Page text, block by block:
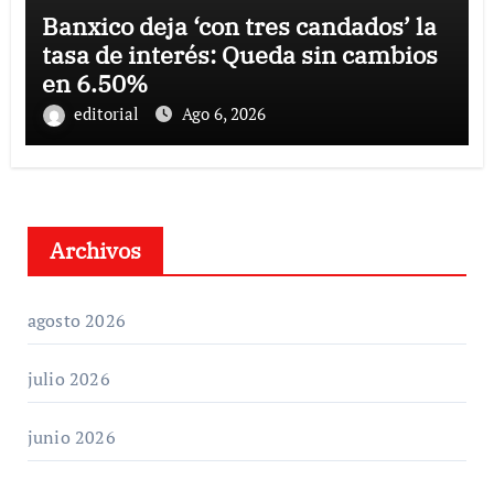
Banxico deja ‘con tres candados’ la
tasa de interés: Queda sin cambios
en 6.50%
editorial Ago 6, 2026
Archivos
agosto 2026
julio 2026
junio 2026